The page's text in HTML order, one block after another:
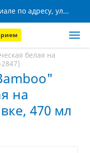
Будем рады вас видеть в новом филиале по адресу, ул. Кижеватова, 8!
белая на
на
470 мл